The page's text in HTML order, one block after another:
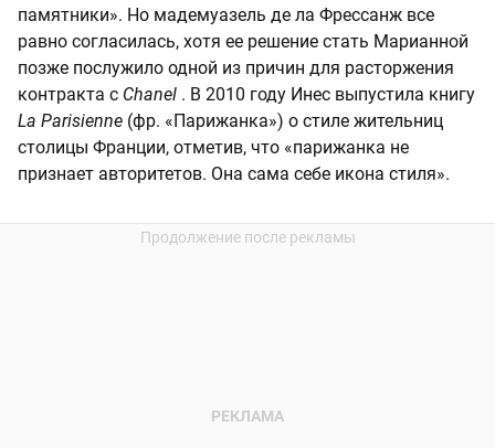
памятники». Но мадемуазель де ла Фрессанж все
равно согласилась, хотя ее решение стать Марианной
позже послужило одной из причин для расторжения
контракта с Chanel . В 2010 году Инес выпустила книгу
La Parisienne (фр. «Парижанка») о стиле жительниц
столицы Франции, отметив, что «парижанка не
признает авторитетов. Она сама себе икона стиля».